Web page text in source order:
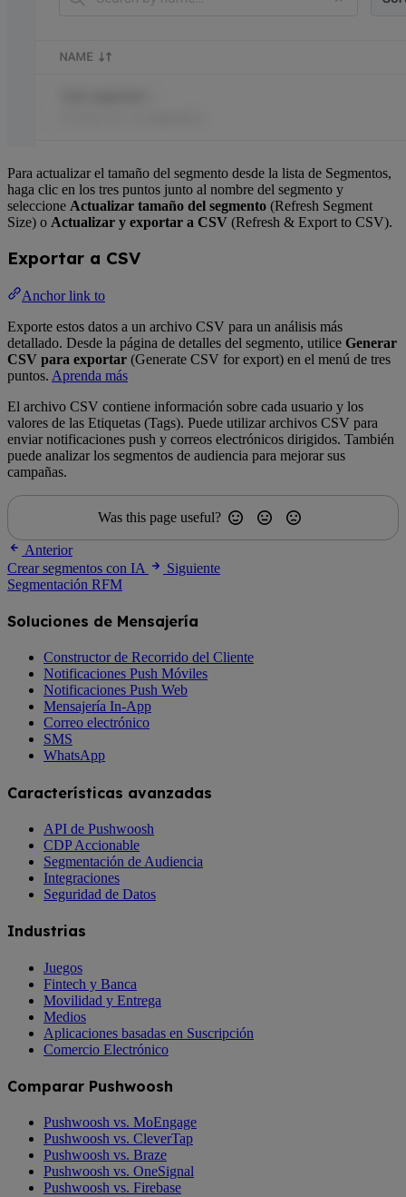
Para actualizar el tamaño del segmento desde la lista de Segmentos,
haga clic en los tres puntos junto al nombre del segmento y
seleccione Actualizar tamaño del segmento (Refresh Segment
Size) o Actualizar y exportar a CSV (Refresh & Export to CSV).
Exportar a CSV
Anchor link to
Exporte estos datos a un archivo CSV para un análisis más
detallado. Desde la página de detalles del segmento, utilice Generar
CSV para exportar (Generate CSV for export) en el menú de tres
puntos. Aprenda más
El archivo CSV contiene información sobre cada usuario y los
valores de las Etiquetas (Tags). Puede utilizar archivos CSV para
enviar notificaciones push y correos electrónicos dirigidos. También
puede analizar los segmentos de audiencia para mejorar sus
campañas.
Was this page useful?
Anterior
Crear segmentos con IA
Siguiente
Segmentación RFM
Soluciones de Mensajería
Constructor de Recorrido del Cliente
Notificaciones Push Móviles
Notificaciones Push Web
Mensajería In-App
Correo electrónico
SMS
WhatsApp
Características avanzadas
API de Pushwoosh
CDP Accionable
Segmentación de Audiencia
Integraciones
Seguridad de Datos
Industrias
Juegos
Fintech y Banca
Movilidad y Entrega
Medios
Aplicaciones basadas en Suscripción
Comercio Electrónico
Comparar Pushwoosh
Pushwoosh vs. MoEngage
Pushwoosh vs. CleverTap
Pushwoosh vs. Braze
Pushwoosh vs. OneSignal
Pushwoosh vs. Firebase